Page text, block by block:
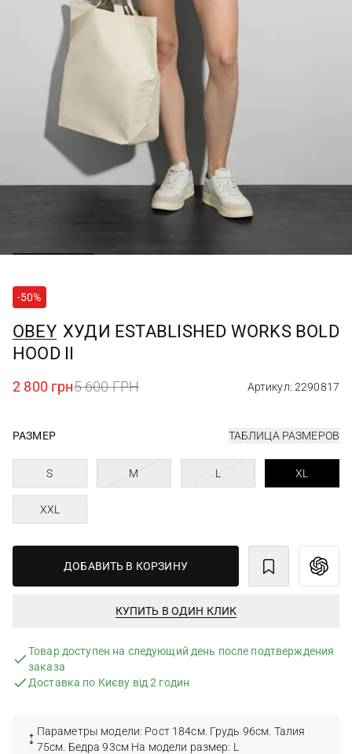
-50%
OBEY ХУДИ ESTABLISHED WORKS BOLD
HOOD II
2 800 грн5 600 ГРН Артикул: 2290817
РАЗМЕР ТАБЛИЦА РАЗМЕРОВ
S M L XL
XXL
ДОБАВИТЬ В КОРЗИНУ
КУПИТЬ В ОДИН КЛИК
Товар доступен на следующий день после подтверждения
заказа
Доставка по Києву від 2 годин
Параметры модели: Рост 184см. Грудь 96см. Талия
75см. Бедра 93см На модели размер: L